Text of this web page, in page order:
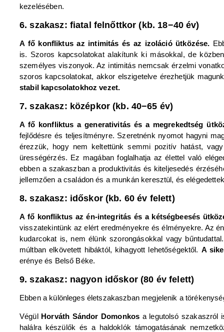
kezelésében.
6. szakasz: fiatal felnőttkor (kb. 18−40 év)
A fő konfliktus az intimitás és az izoláció ütközése.
is. Szoros kapcsolatokat alakítunk ki másokkal, de
személyes viszonyok. Az intimitás nemcsak érzelmi
szoros kapcsolatokat, akkor elszigetelve érezhetjük
stabil kapcsolatokhoz vezet.
7. szakasz: középkor (kb. 40−65 év)
A fő konfliktus a generativitás és a megrekedtség
fejlődésre és teljesítményre. Szeretnénk nyomot hagyni
érezzük, hogy nem keltettünk semmi pozitív hatást,
ürességérzés. Ez magában foglalhatja az élettel való
ebben a szakaszban a produktivitás és kiteljesedés
jellemzően a családon és a munkán keresztül, és
8. szakasz: időskor (kb. 60 év felett)
A fő konfliktus az én-integritás és a kétségbeesés
visszatekintünk az elért eredményekre és élményekre. Az
kudarcokat is, nem élünk szorongásokkal vagy
múltban elkövetett hibáktól, kihagyott lehetőségektől. A
erénye és Belső Béke.
9. szakasz: nagyon időskor (80 év felett)
Ebben a különleges életszakaszban megjelenik a
Végül Horváth Sándor Domonkos a legutolsó szakaszról
halálra készülők és a haldoklók támogatásának